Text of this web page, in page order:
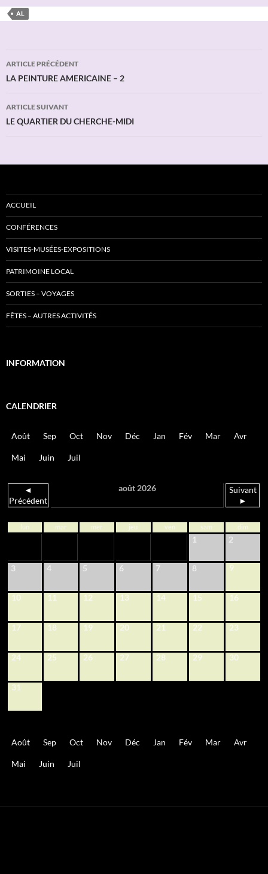
AL
Navigation
des
articles
ARTICLE PRÉCÉDENT
LA PEINTURE AMERICAINE – 2
ARTICLE SUIVANT
LE QUARTIER DU CHERCHE-MIDI
ACCUEIL
CONFÉRENCES
VISITES-MUSÉES-EXPOSITIONS
PATRIMOINE LOCAL
SORTIES – VOYAGES
FÊTES – AUTRES ACTIVITÉS
INFORMATION
CALENDRIER
Août Sep Oct Nov Déc Jan Fév Mar Avr
Mai Juin Juil
◄
Précédent
août 2026
Suivant
►
lun mar mer jeu ven sam dim
1 2
3 4 5 6 7 8 9
10 11 12 13 14 15 16
17 18 19 20 21 22 23
24 25 26 27 28 29 30
31
Août Sep Oct Nov Déc Jan Fév Mar Avr
Mai Juin Juil